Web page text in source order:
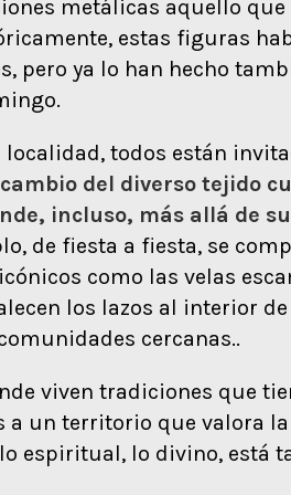
metálicas aquello que
estas figuras
pero ya lo han hecho
todos están
del diverso tejido
incluso, más allá de
de fiesta a fiesta, se
como las velas
los lazos al interior
cercanas..
viven tradiciones que
a un territorio que valora
espiritual, lo divino, está